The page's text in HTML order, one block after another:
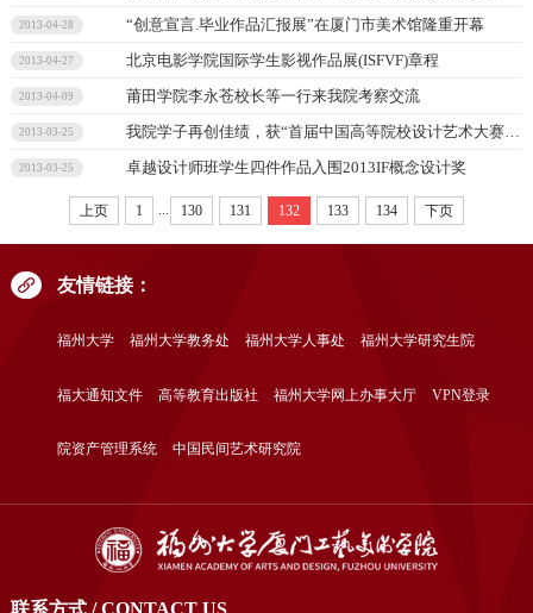
2013-04-28 “创意宣言.毕业作品汇报展”在厦门市美术馆隆重开幕
2013-04-27 北京电影学院国际学生影视作品展(ISFVF)章程
2013-04-09 莆田学院李永苍校长等一行来我院考察交流
2013-03-25 我院学子再创佳绩，获“首届中国高等院校设计艺术大赛”一等奖
2013-03-25 卓越设计师班学生四件作品入围2013IF概念设计奖
上页 1 ... 130 131 132 133 134 下页
友情链接：
福州大学 福州大学教务处 福州大学人事处 福州大学研究生院
福大通知文件 高等教育出版社 福州大学网上办事大厅 VPN登录
院资产管理系统 中国民间艺术研究院